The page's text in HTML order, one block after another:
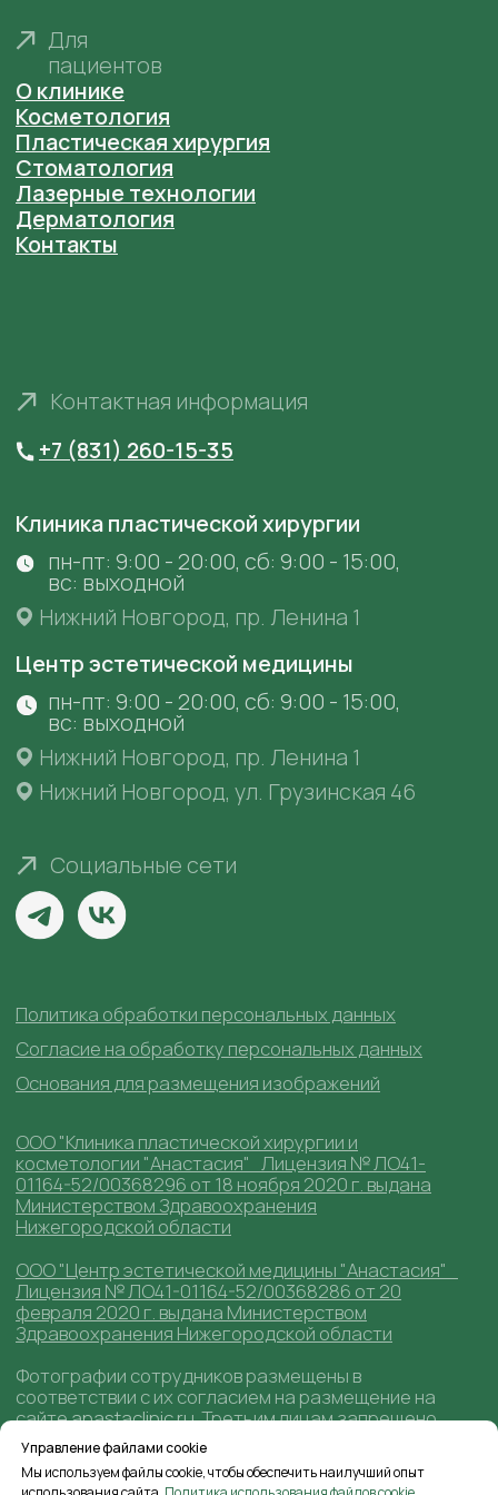
© «Анастасия». Клиника пластической хирургии.
Все права защищены.
Фотографии сотрудников размещены в
соответствии с их согласием на размещение на
сайтеanastaclinic.ru. Третьим лицам запрещено
копировать, распространять и использовать
фотографии с сайта.
ООО "Центр эстетической медицины "Анастасия"
Лицензия № ЛО41-01164-52/00368286 от 20
февраля 2020 г. выдана Министерством
Здравоохранения Нижегородской области
Управление файлами cookie
Мы используем файлы cookie, чтобы обеспечить наилучший опыт